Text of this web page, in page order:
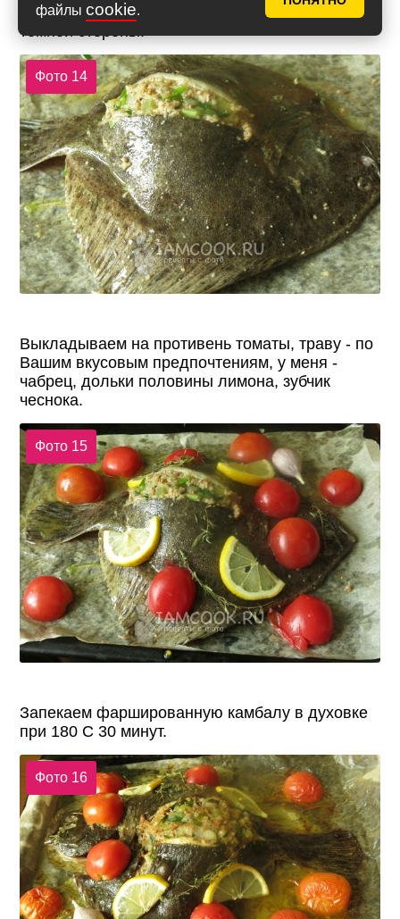
файлы cookie.
маслом пергамент. Фаршируем карманы с
темной стороны.
Фото 14
Выкладываем на противень томаты, траву - по
Вашим вкусовым предпочтениям, у меня -
чабрец, дольки половины лимона, зубчик
чеснока.
Фото 15
Запекаем фаршированную камбалу в духовке
при 180 С 30 минут.
Фото 16